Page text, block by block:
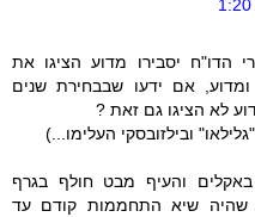
יסבירו מדוע הציגו את
המגמה משנים 1975-2010, ומדוע, אם ידעו שבבחירת שנים
לא הציגו גם זאת ?
ובילזובסקי העלימו...)
והעיף מבט חולף בגרף
שהיה שיא התחממות קודם עד